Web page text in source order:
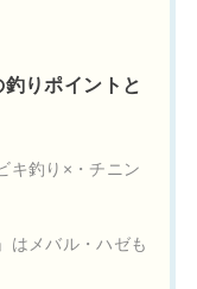
釣りポイントと
キ釣り×・チニン
はメバル・ハゼも